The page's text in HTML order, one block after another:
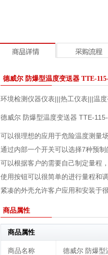
德威尔 防爆型温度变送器 TTE-
环境检测仪器仪表|||热工仪表|||温
德威尔 防爆型温度变送器 TTE-
可以很理想的应用于危险温度测量
通过内部一个开关可以选择7种预制
可以根据客户的需要自己制定量程
使用按钮可以很简单的进行量程和
紧凑的外壳允许客户应用和安装于
商品属性
商品属性
商品名称 德威尔 防爆型